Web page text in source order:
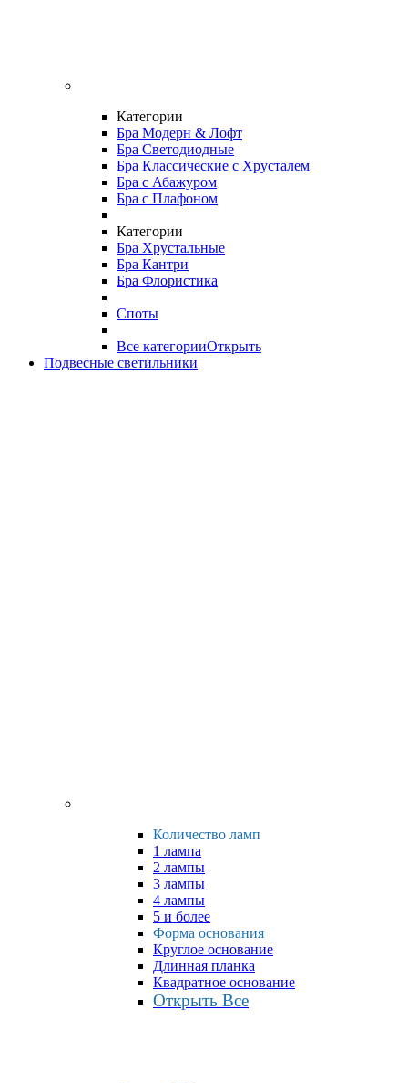
Категории
Бра Модерн & Лофт
Бра Светодиодные
Бра Классические с Хрусталем
Бра с Абажуром
Бра с Плафоном
Категории
Бра Хрустальные
Бра Кантри
Бра Флористика
Споты
Все категорииОткрыть
Подвесные светильники
Количество ламп
1 лампа
2 лампы
3 лампы
4 лампы
5 и более
Форма основания
Круглое основание
Длинная планка
Квадратное основание
Открыть Все